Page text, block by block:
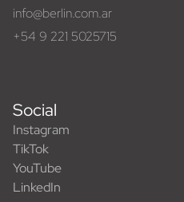
info@berlin.com.ar
+54 9 221 5025715
Social
Instagram
TikTok
YouTube
LinkedIn